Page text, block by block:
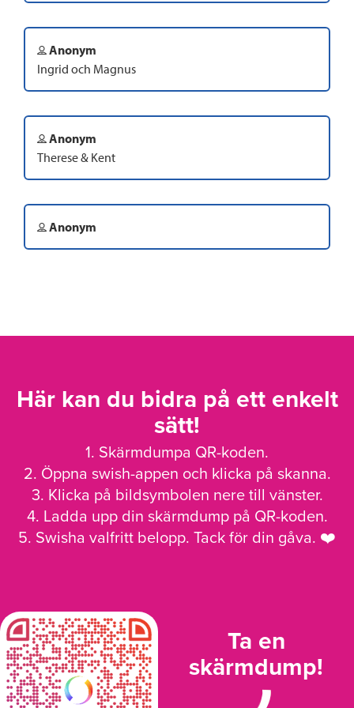
Anonym
Ingrid och Magnus
Anonym
Therese & Kent
Anonym
Här kan du bidra på ett enkelt
sätt!
1. Skärmdumpa QR-koden.
2. Öppna swish-appen och klicka på skanna.
3. Klicka på bildsymbolen nere till vänster.
4. Ladda upp din skärmdump på QR-koden.
5. Swisha valfritt belopp. Tack för din gåva. ❤️
Ta en
skärmdump!